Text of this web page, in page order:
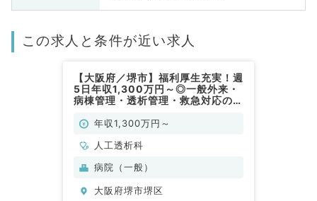
この求人と条件が近い求人
【大阪府／堺市】福利厚生充実！週
5日年収1,300万円～◎一般外来・
病棟管理・透析管理・救急対応のお
年収1,300万円～
人工透析科
病院（一般）
大阪府堺市堺区